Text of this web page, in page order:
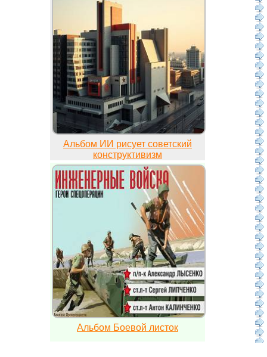
Альбом ИИ рисует советский
конструктивизм
Альбом Боевой листок